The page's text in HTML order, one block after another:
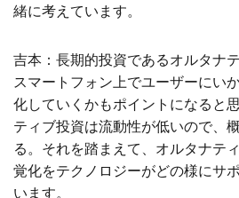
緒に考えています。
吉本：長期的投資であるオルタナ
スマートフォン上でユーザーにい
化していくかもポイントになると
ティブ投資は流動性が低いので、
る。それを踏まえて、オルタナテ
覚化をテクノロジーがどの様にサ
います。